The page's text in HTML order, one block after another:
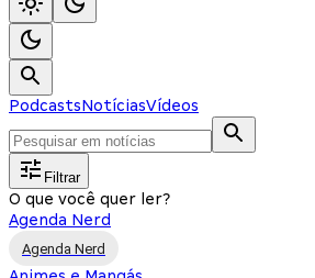
PodcastsNotíciasVídeos
Filtrar
O que você quer ler?
Agenda Nerd
Agenda Nerd